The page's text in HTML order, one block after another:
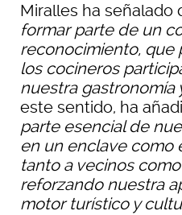
Miralles ha señalado
formar parte de un
reconocimiento, que
los cocineros
nuestra gastronomía
este sentido, ha
parte esencial de
en un enclave como
tanto a vecinos
reforzando nuestra
motor turístico y